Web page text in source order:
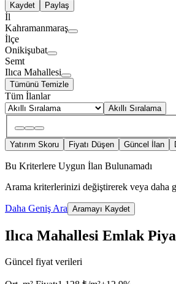
Kaydet
Paylaş
İl
Kahramanmaraş
İlçe
Onikişubat
Semt
Ilıca Mahallesi
Tümünü Temizle
Tüm İlanlar
Akıllı Sıralama
Yatırım Skoru Fiyatı Düşen Güncel İlan
Bu Kriterlere Uygun İlan Bulunamadı
Arama kriterlerinizi değiştirerek veya daha
Daha Geniş Ara Aramayı Kaydet
Ilıca Mahallesi Emlak
Güncel fiyat verileri